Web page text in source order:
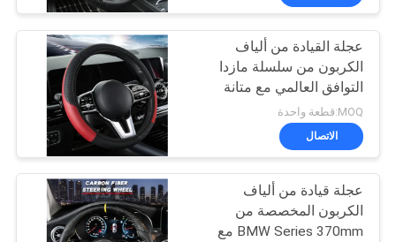
باب خلفي كهربائي
21
عجلة القيادة من ألياف
الكربون من سلسلة مازدا
التوافق العالمي مع متانة
عالية
MOQ:قطعة واحدة
الاتصال
عجلة قيادة من ألياف
الكربون المخصصة من
BMW Series 370mm مع